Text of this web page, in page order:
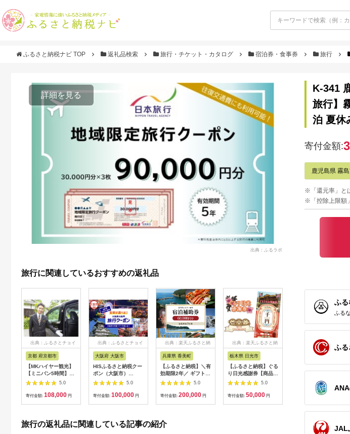
ふるさと納税ナビ TOP 返礼品検索 旅行・チケット・カタログ 宿泊券・食事券 旅行
詳細を見る
出典：ふるラボ
旅行に関連しているおすすめの返礼品
出典：ふるさとチョイ
京都 府京都市
【MKハイヤー観光】
【ミニバン5時間】ド
ライバーとめぐるとっ
ておきの京都観光（3
／21-6／20・10／1-
5.0
寄付金額: 108,000 円
出典：ふるさとチョイ
大阪府 大阪市
HISふるさと納税クー
ポン（大阪市）
30,000円分_OS039-
5.0
寄付金額: 100,000 円
出典：楽天ふるさと納
兵庫県 香美町
【ふるさと納税】＼有
効期限2年／ ギフトに
も使える 宿泊補助券
60,000円分 宿泊助成
券 宿泊券 旅 トラベル
宿 体験 ギフト クーポ
5.0
寄付金額: 200,000 円
出典：楽天ふるさと納
栃木県 日光市
【ふるさと納税】ぐる
り日光感謝券【商品券
1万5千円分】｜旅行
券 クーポン券 お食事
券 旅行 観光 温泉 旅
5.0
寄付金額: 50,000 円
出典：ふるラボ
三重県 多気町
宿泊券 90,000円分 コ
パンが監修したはじめ
てのホテル
HACIENDA VISON ハ
宿泊チケット 宿泊券
旅行宿泊券 観光宿泊
300,000
旅行の返礼品に関連している記事の紹介
K-341
旅行】
泊 夏休
寄付金額:
鹿児島県 霧
※「還元率」と
※「控除上限額
ふる
ふる
ふる
JAL